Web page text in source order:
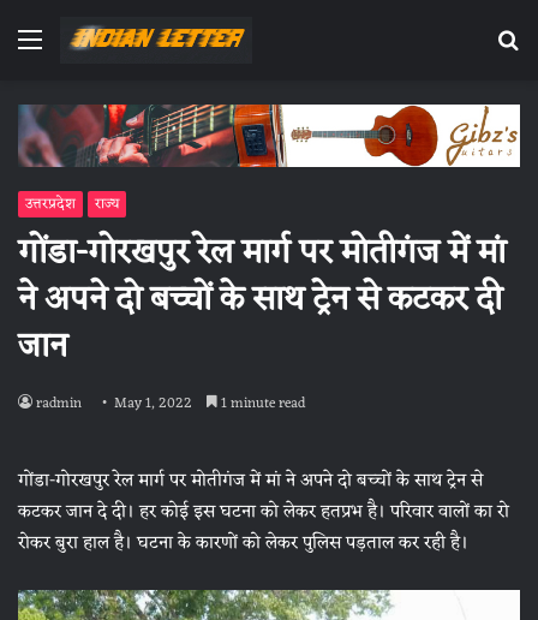
Menu
उत्तरप्रदेश राज्य
गोंडा-गोरखपुर रेल मार्ग पर मोतीगंज में मां
ने अपने दो बच्चों के साथ ट्रेन से कटकर दी
जान
radmin May 1, 2022 1 minute read
गोंडा-गोरखपुर रेल मार्ग पर मोतीगंज में मां ने अपने दो बच्चों के साथ ट्रेन से
कटकर जान दे दी। हर कोई इस घटना को लेकर हतप्रभ है। परिवार वालों का रो
रोकर बुरा हाल है। घटना के कारणों को लेकर पुलिस पड़ताल कर रही है।